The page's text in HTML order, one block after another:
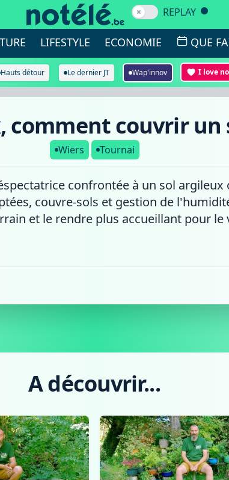
REPLAY
LIFESTYLE ECONOMIE QUE
Hauts détour Le dernier JT Wap'innov I love
comment couvrir un
Wiers Tournai
confrontée à un sol
couvre-sols et gestion de
et le rendre plus accueillant pour le
A découvrir...